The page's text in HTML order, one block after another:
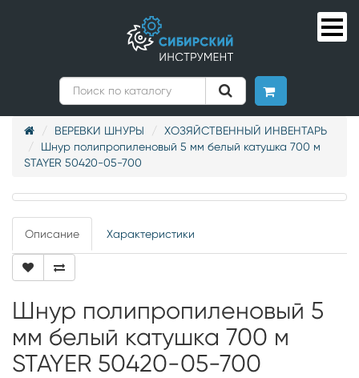
ВЕРЕВКИ ШНУРЫ
ХОЗЯЙСТВЕННЫЙ ИНВЕНТАРЬ
Шнур полипропиленовый 5 мм белый катушка 700 м
STAYER 50420-05-700
Описание Характеристики
Шнур полипропиленовый 5
мм белый катушка 700 м
STAYER 50420-05-700